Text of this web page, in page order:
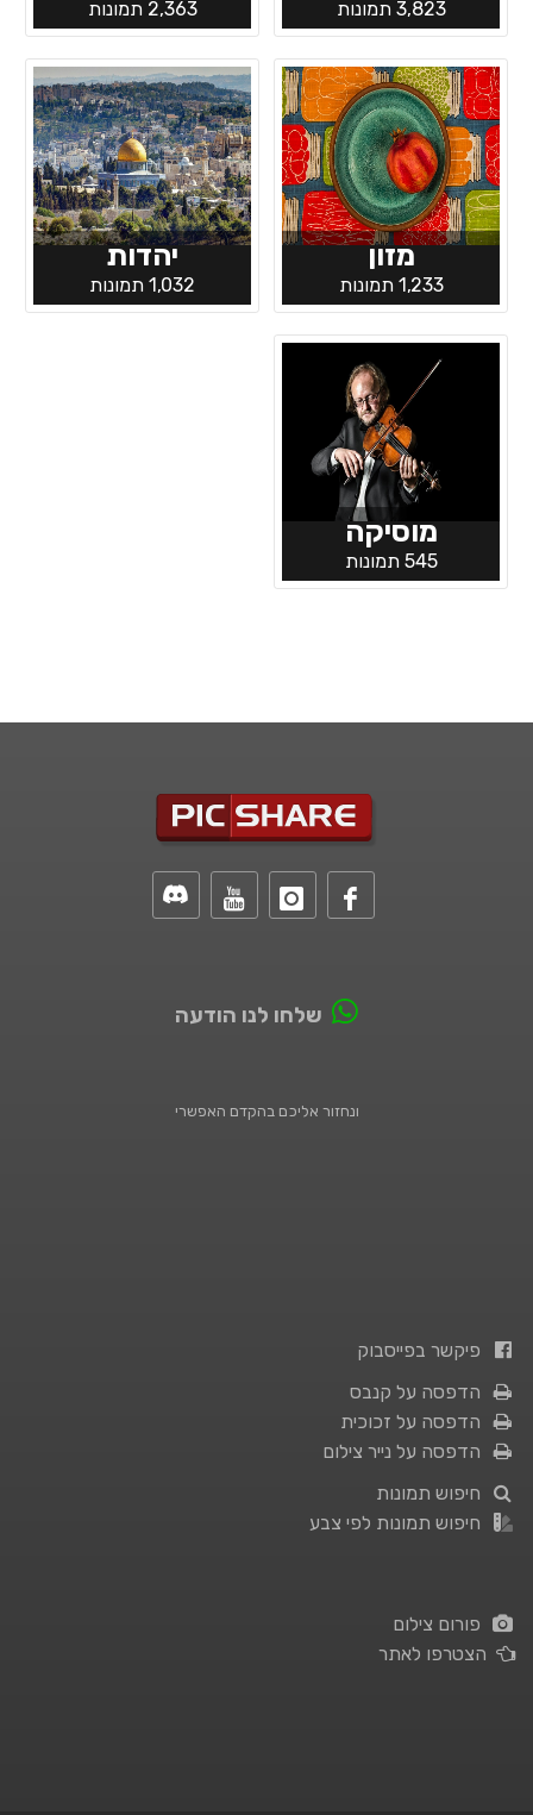
3,823 תמונות 2,363 תמונות
מזון
1,233 תמונות
יהדות
1,032 תמונות
מוסיקה
545 תמונות
שלחו לנו הודעה
ונחזור אליכם בהקדם האפשרי
פיקשר בפייסבוק
הדפסה על קנבס
הדפסה על זכוכית
הדפסה על נייר צילום
חיפוש תמונות
חיפוש תמונות לפי צבע
פורום צילום
הצטרפו לאתר